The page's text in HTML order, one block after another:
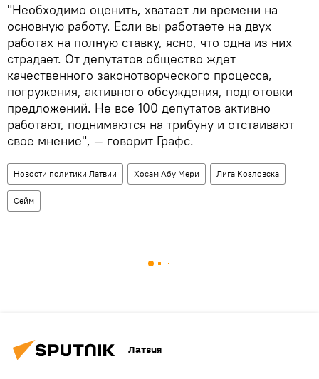
"Необходимо оценить, хватает ли времени на
основную работу. Если вы работаете на двух
работах на полную ставку, ясно, что одна из них
страдает. От депутатов общество ждет
качественного законотворческого процесса,
погружения, активного обсуждения, подготовки
предложений. Не все 100 депутатов активно
работают, поднимаются на трибуну и отстаивают
свое мнение", — говорит Графс.
Новости политики Латвии Хосам Абу Мери Лига Козловска
Сейм
Латвия